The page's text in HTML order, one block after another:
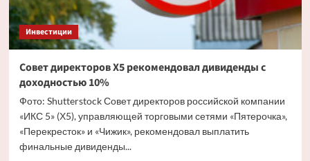
госпакета
Инвестиции
Совет директоров X5 рекомендовал дивиденды с
доходностью 10%
Фото: Shutterstock Совет директоров российской компании
«ИКС 5» (Х5), управляющей торговыми сетями «Пятерочка»,
«Перекресток» и «Чижик», рекомендовал выплатить
финальные дивиденды...